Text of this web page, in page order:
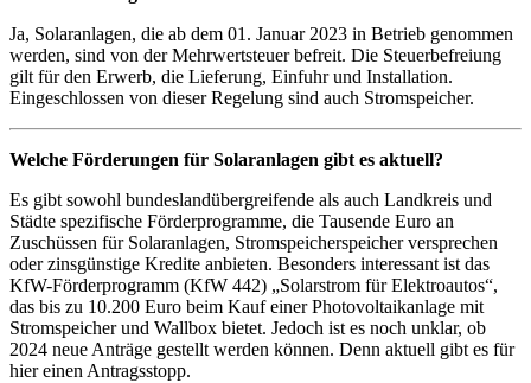
Ja, Solaranlagen, die ab dem 01. Januar 2023 in Betrieb genommen
werden, sind von der Mehrwertsteuer befreit. Die Steuerbefreiung
gilt für den Erwerb, die Lieferung, Einfuhr und Installation.
Eingeschlossen von dieser Regelung sind auch Stromspeicher.
Welche Förderungen für Solaranlagen gibt es aktuell?
Es gibt sowohl bundeslandübergreifende als auch Landkreis und
Städte spezifische Förderprogramme, die Tausende Euro an
Zuschüssen für Solaranlagen, Stromspeicherspeicher versprechen
oder zinsgünstige Kredite anbieten. Besonders interessant ist das
KfW-Förderprogramm (KfW 442) „Solarstrom für Elektroautos“,
das bis zu 10.200 Euro beim Kauf einer Photovoltaikanlage mit
Stromspeicher und Wallbox bietet. Jedoch ist es noch unklar, ob
2024 neue Anträge gestellt werden können. Denn aktuell gibt es für
hier einen Antragsstopp.